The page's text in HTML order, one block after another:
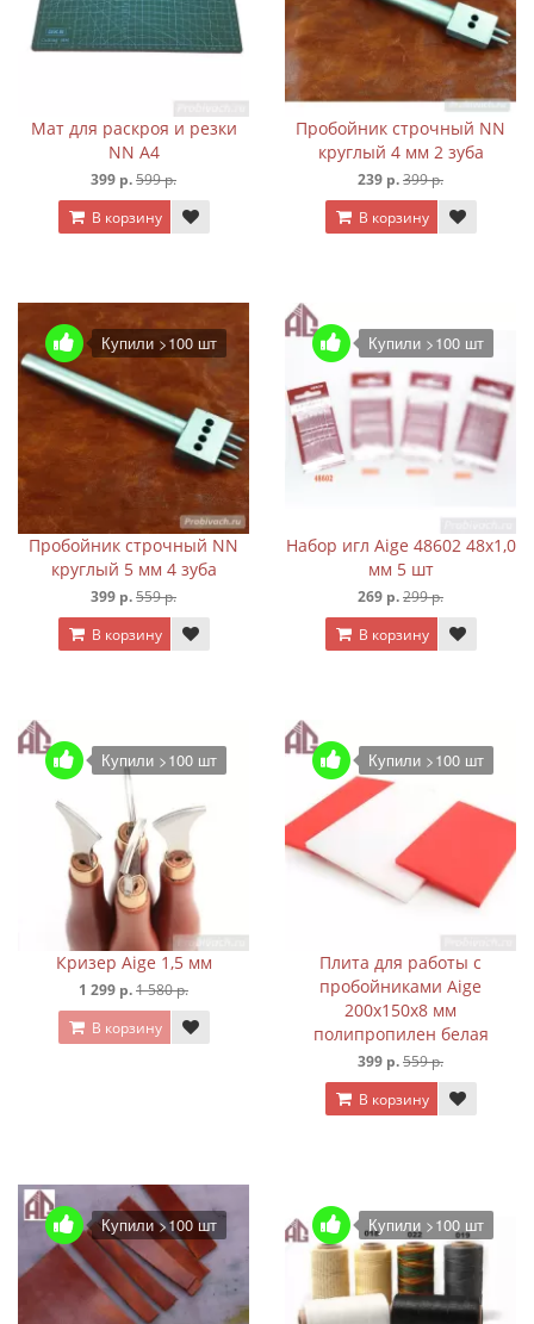
Мат для раскроя и резки
NN А4
399 р.599 р.
В корзину
Пробойник строчный NN
круглый 4 мм 2 зуба
239 р.399 р.
В корзину
Купили >100 шт
Пробойник строчный NN
круглый 5 мм 4 зуба
399 р.559 р.
В корзину
Купили >100 шт
Набор игл Aige 48602 48х1,0
мм 5 шт
269 р.299 р.
В корзину
Купили >100 шт
Кризер Aige 1,5 мм
1 299 р.1 580 р.
В корзину
Купили >100 шт
Плита для работы с
пробойниками Aige
200х150х8 мм
полипропилен белая
399 р.559 р.
В корзину
Купили >100 шт Купили >100 шт